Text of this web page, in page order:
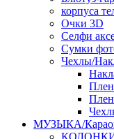
корпуса
Очки 3D
Селфи
Сумки
Чехлы/
МУЗЫКА/